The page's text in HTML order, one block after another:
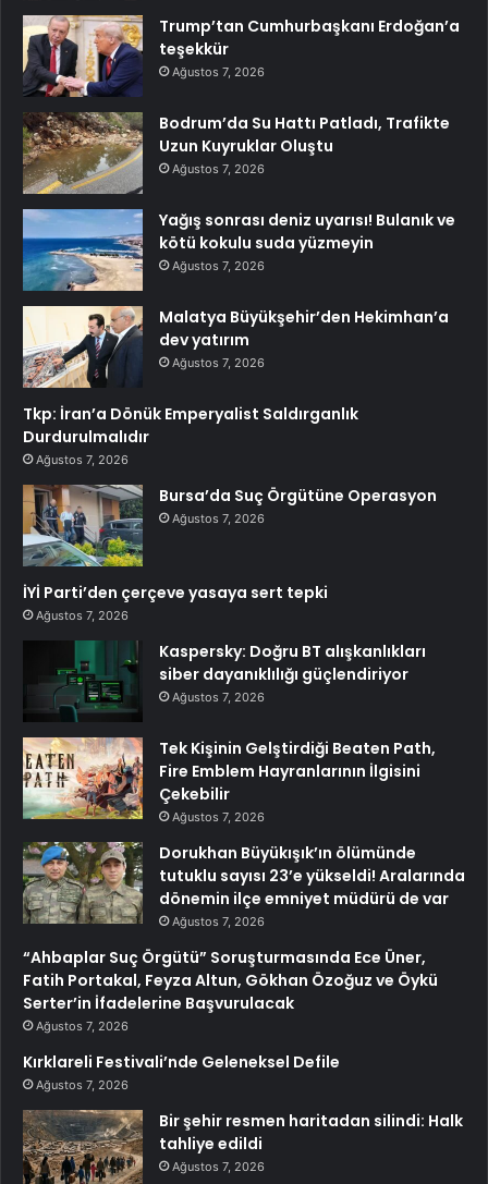
Trump’tan Cumhurbaşkanı Erdoğan’a
teşekkür
Ağustos 7, 2026
Bodrum’da Su Hattı Patladı, Trafikte
Uzun Kuyruklar Oluştu
Ağustos 7, 2026
Yağış sonrası deniz uyarısı! Bulanık ve
kötü kokulu suda yüzmeyin
Ağustos 7, 2026
Malatya Büyükşehir’den Hekimhan’a
dev yatırım
Ağustos 7, 2026
Tkp: İran’a Dönük Emperyalist Saldırganlık
Durdurulmalıdır
Ağustos 7, 2026
Bursa’da Suç Örgütüne Operasyon
Ağustos 7, 2026
İYİ Parti’den çerçeve yasaya sert tepki
Ağustos 7, 2026
Kaspersky: Doğru BT alışkanlıkları
siber dayanıklılığı güçlendiriyor
Ağustos 7, 2026
Tek Kişinin Gelştirdiği Beaten Path,
Fire Emblem Hayranlarının İlgisini
Çekebilir
Ağustos 7, 2026
Dorukhan Büyükışık’ın ölümünde
tutuklu sayısı 23’e yükseldi! Aralarında
dönemin ilçe emniyet müdürü de var
Ağustos 7, 2026
“Ahbaplar Suç Örgütü” Soruşturmasında Ece Üner,
Fatih Portakal, Feyza Altun, Gökhan Özoğuz ve Öykü
Serter’in İfadelerine Başvurulacak
Ağustos 7, 2026
Kırklareli Festivali’nde Geleneksel Defile
Ağustos 7, 2026
Bir şehir resmen haritadan silindi: Halk
tahliye edildi
Ağustos 7, 2026